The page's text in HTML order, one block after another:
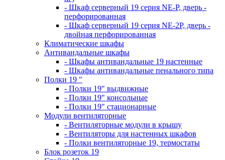
- Шкаф серверный 19 серия NE-P, дверь -
перфорированная
- Шкаф серверный 19 серия NE-2P, дверь -
двойная перфорированная
Климатические шкафы
Антивандальные шкафы
- Шкафы антивандальные 19 настенные
- Шкафы антивандальные пенального типа
Полки 19 "
- Полки 19" выдвижные
- Полки 19" консольные
- Полки 19" стационарные
Модули вентиляторные
- Вентиляторные модули в крышу
- Вентиляторы для настенных шкафов
- Полки вентиляторные 19, термостаты
Блок розеток 19